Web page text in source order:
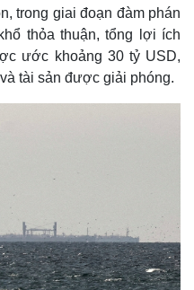
trong giai đoạn đàm phán
thỏa thuận, tổng lợi ích
ước khoảng 30 tỷ USD,
tài sản được giải phóng.